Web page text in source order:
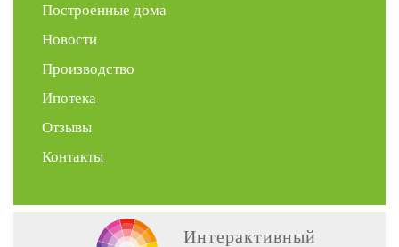
Построенные дома
Новости
Производство
Ипотека
Отзывы
Контакты
Интерактивный